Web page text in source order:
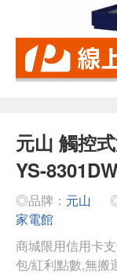
元山 觸控
YS-
◎品牌： 元山
家電館
商城限用信用卡
包/紅利點數,無搬